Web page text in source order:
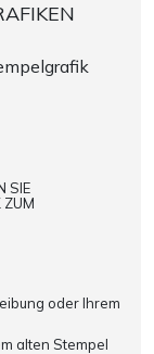
SIE
ZUM
oder Ihrem
alten Stempel